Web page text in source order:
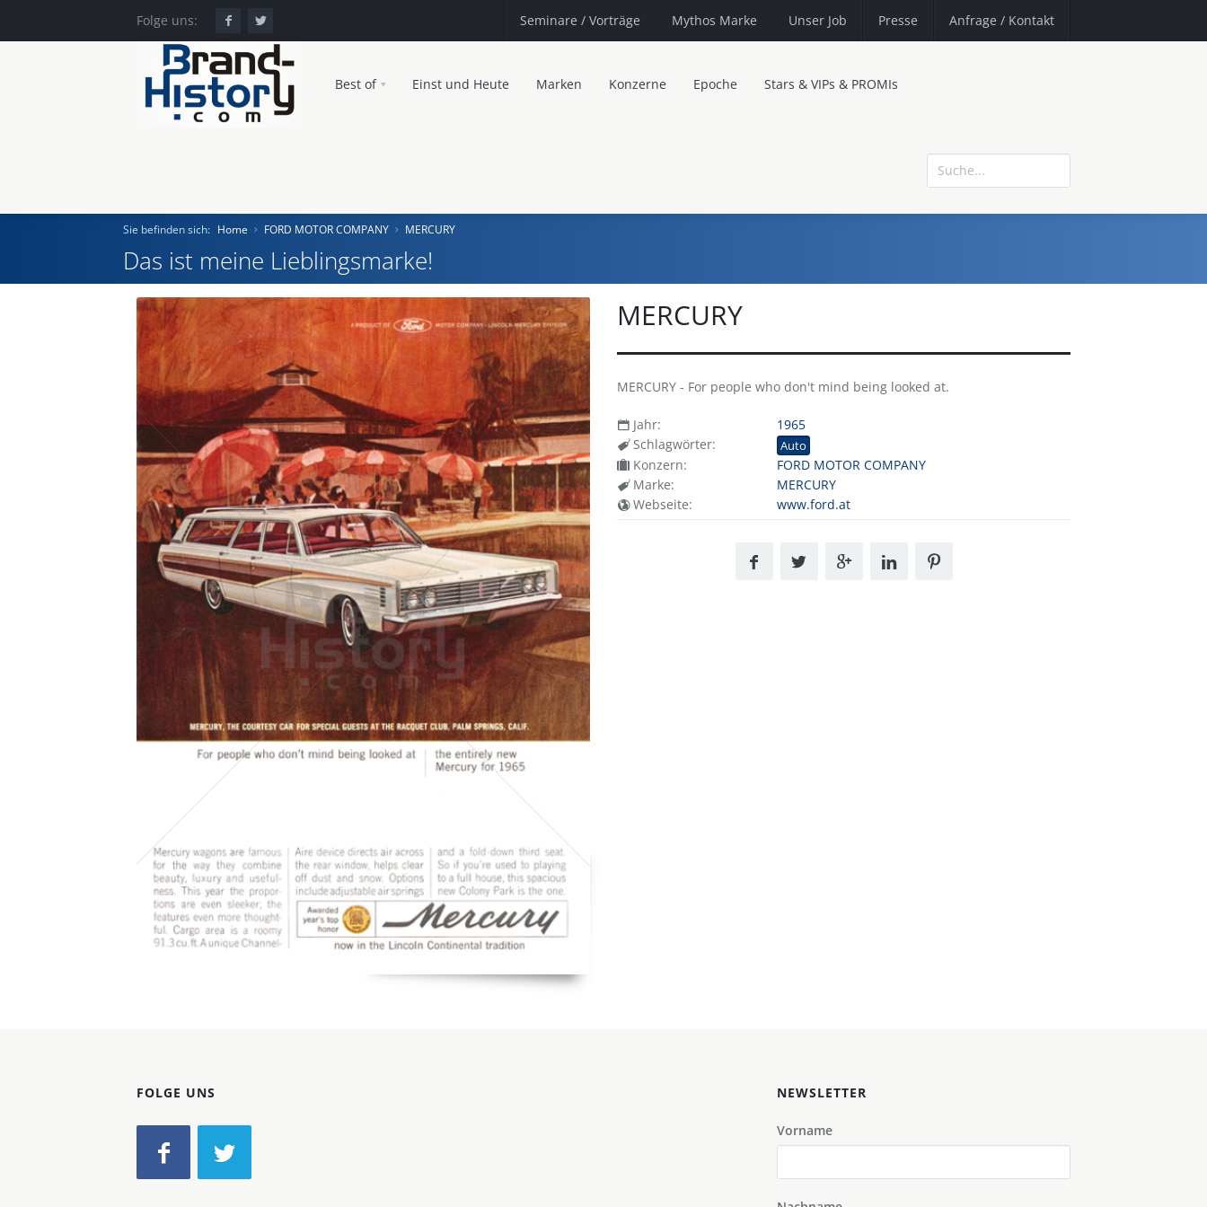
Folge uns: Seminare / Vorträge Mythos Marke Unser Job Presse Anfrage / Kontakt
Best of Einst und Heute Marken Konzerne Epoche Stars & VIPs & PROMIs
Home
Einst und Heute
Marken
Konzerne
Epoche
Sie befinden sich: Home FORD MOTOR COMPANY MERCURY
Das ist meine Lieblingsmarke!
MERCURY
MERCURY - For people who don't mind being looked at.
Jahr:
1965
Schlagwörter:
Auto
Konzern:
FORD MOTOR COMPANY
Marke:
MERCURY
Webseite:
www.ford.at
FOLGE UNS NEWSLETTER
Vorname